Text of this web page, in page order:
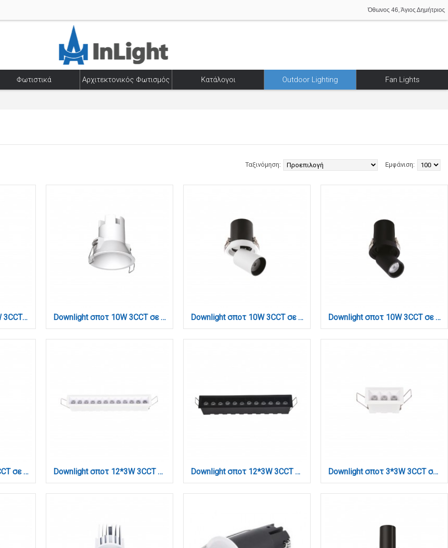
Όθωνος 46, Άγιος Δημήτριος
Φωτιστικά Αρχιτεκτονικός Φωτισμός Κατάλογοι Outdoor Lighting Fan Lights
Εμφάνιση:
Ταξινόμηση:
Downlight LED σποτ 5W 3CCT σε λευκή και μαύρη απόχρωση (X00170WB) Downlight σποτ 10W 3CCT σε λευκή απόχρωση (X00250W) Downlight σποτ 10W 3CCT σε λευκή και μαύρη απόχρωση (X00180WB) Downlight σποτ 10W 3CCT σε μαύρη απόχρωση (X00180B)
Downlight σποτ 10W 3CCT σε μαύρη απόχρωση (X00250B) Downlight σποτ 12*3W 3CCT σε λευκή απόχρωση (X00210W) Downlight σποτ 12*3W 3CCT σε μα΄΄΄΄ύρη απόχρωση (X00210B) Downlight σποτ 3*3W 3CCT σε λευκή απόχρωση (X00190W)